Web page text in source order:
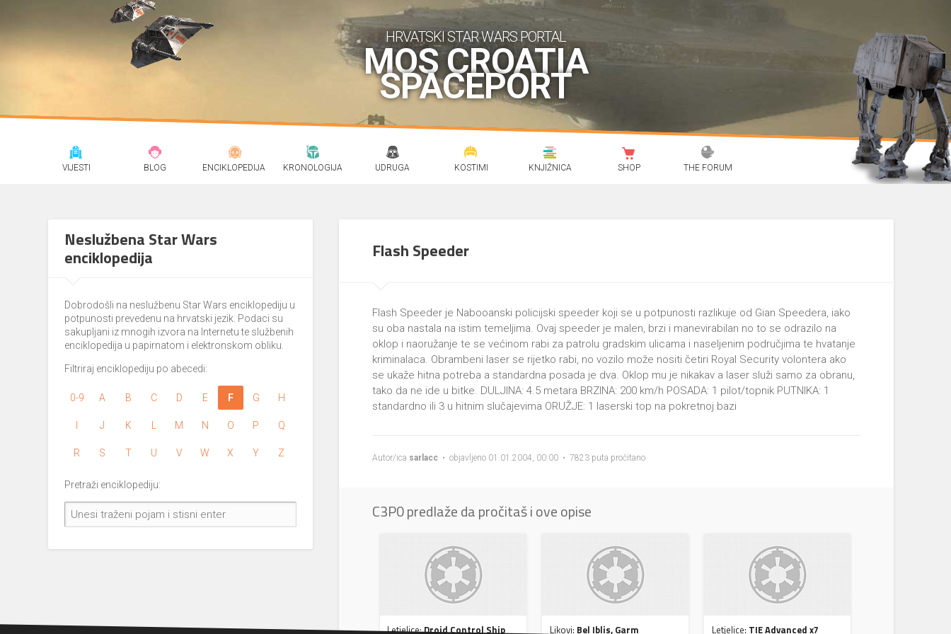
HRVATSKI STAR WARS PORTAL
MOS CROATIA
SPACEPORT
VIJESTI BLOG ENCIKLOPEDIJA KRONOLOGIJA UDRUGA KOSTIMI KNJIŽNICA SHOP THE FORUM
Neslužbena Star Wars
enciklopedija
Dobrodošli na neslužbenu Star Wars enciklopediju u
potpunosti prevedenu na hrvatski jezik. Podaci su
sakupljani iz mnogih izvora na Internetu te službenih
enciklopedija u papirnatom i elektronskom obliku.
Filtriraj enciklopediju po abecedi:
0-9 A B C D E F G H
J K M N O P Q
R S T U V W X Y Z
Pretraži enciklopediju:
Flash Speeder
Flash Speeder je Nabooanski policijski speeder koji se u potpunosti razlikuje od Gian Speedera, iako
su oba nastala na istim temeljima. Ovaj speeder je malen, brzi i manevirabilan no to se odrazilo na
oklop i naoružanje te se većinom rabi za patrolu gradskim ulicama i naseljenim područjima te hvatanje
kriminalaca. Obrambeni laser se rijetko rabi, no vozilo može nositi četiri Royal Security volontera ako
se ukaže hitna potreba a standardna posada je dva. Oklop mu je nikakav a laser služi samo za obranu,
tako da ne ide u bitke. DULJINA: 4.5 metara BRZINA: 200 km/h POSADA: 1 pilot/topnik PUTNIKA: 1
standardno ili 3 u hitnim slučajevima ORUŽJE: 1 laserski top na pokretnoj bazi
Autor/ica sarlacc • objavljeno 01.01.2004, 00:00 • 7823 puta pročitano
C3P0 predlaže da pročitaš i ove opise
Letjelice:Droid Control Ship Likovi: Bel Iblis, Garm Letjelice: TIE Advanced x7